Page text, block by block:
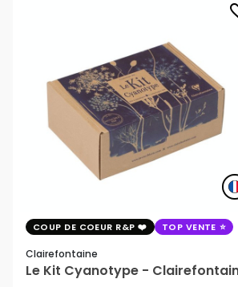
COUP DE COEUR R&P TOP VENTE
Clairefontaine
Le Kit Cyanotype -